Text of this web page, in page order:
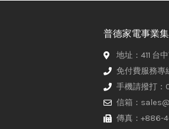
普德家電事業
地址：411 台
免付費服務
手機請撥打
信箱：
傳真：+886-